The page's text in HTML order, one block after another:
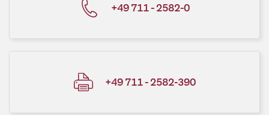
+49 711 - 2582-0
+49 711 - 2582-390